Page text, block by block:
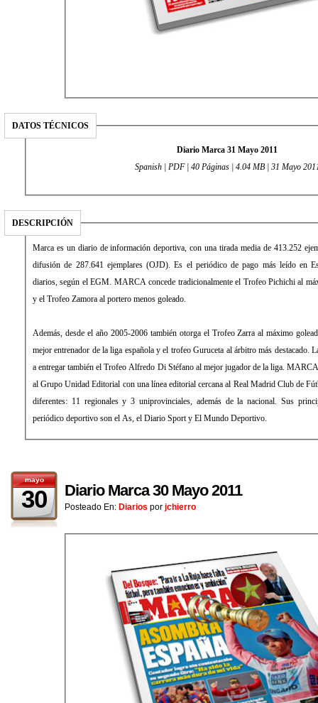
DATOS TÉCNICOS
Diario Marca 31 Mayo 2011
Spanish | PDF | 40 Páginas | 4.04 MB | 31 Mayo
DESCRIPCIÓN
Marca es un diario de información deportiva, con una tirada media de 413.252
difusión de 287.641 ejemplares (OJD). Es el periódico de pago más leído en
diarios, según el EGM. MARCA concede tradicionalmente el Trofeo Pichichi al
y el Trofeo Zamora al portero menos goleado.
Además, desde el año 2005-2006 también otorga el Trofeo Zarra al máximo
mejor entrenador de la liga española y el trofeo Guruceta al árbitro más destacado.
a entregar también el Trofeo Alfredo Di Stéfano al mejor jugador de la liga.
al Grupo Unidad Editorial con una línea editorial cercana al Real Madrid Club de
diferentes: 11 regionales y 3 uniprovinciales, además de la nacional. Sus
periódico deportivo son el As, el Diario Sport y El Mundo Deportivo.
mayo
30 Diario Marca 30 Mayo 2011
Posteado En: Diarios por jchierro